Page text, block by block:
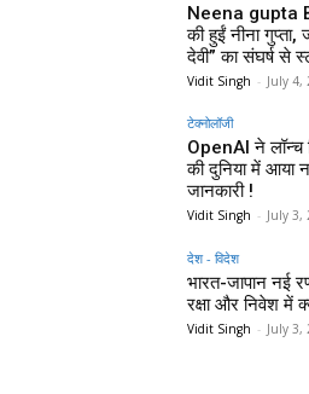
Neena gupta
की हुईं नीना
देवी” का संघर्ष से
Vidit Singh - July 4,
टेक्नोलॉजी
OpenAI ने लॉन्च
की दुनिया में आया
जानकारी !
Vidit Singh - July 3,
देश - विदेश
भारत-जापान नई
रक्षा और निवेश में
Vidit Singh - July 3,